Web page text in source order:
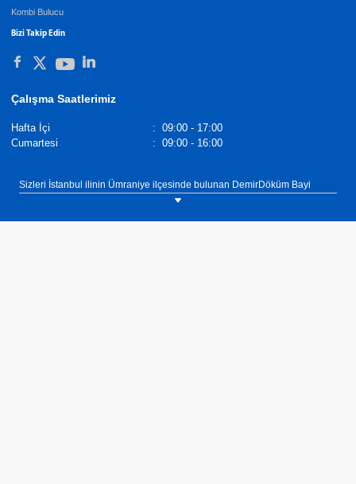
Kombi Bulucu
Bizi Takip Edin
Çalışma Saatlerimiz
Hafta İçi : 09:00 - 17:00
Cumartesi
: 09:00 - 16:00
Sizleri İstanbul ilinin Ümraniye ilçesinde bulunan DemirDöküm Bayi
Eminoğlu Mühendislik showroomumuza bekliyoruz. Tel: 0(216) 520 14